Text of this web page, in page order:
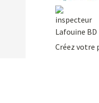
Créez votre